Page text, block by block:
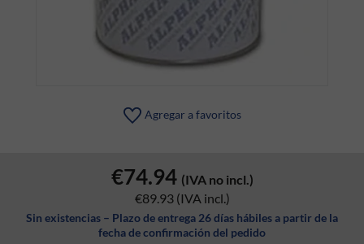
Agregar a favoritos
€74.94 (IVA no incl.)
€89.93 (IVA incl.)
Sin existencias – Plazo de entrega 26 días hábiles a partir de la
fecha de confirmación del pedido